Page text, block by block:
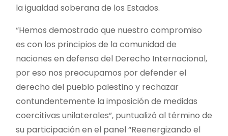
la igualdad soberana de los Estados.
“Hemos demostrado que nuestro compromiso
es con los principios de la comunidad de
naciones en defensa del Derecho Internacional,
por eso nos preocupamos por defender el
derecho del pueblo palestino y rechazar
contundentemente la imposición de medidas
coercitivas unilaterales”, puntualizó al término de
su participación en el panel “Reenergizando el